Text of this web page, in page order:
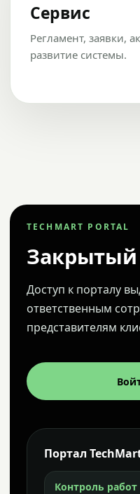
Сервис
Регламент, заявки,
развитие системы.
TECHMART PORTAL
Закрытый
Доступ к порталу
ответственным
представителям
Портал
Контроль работ